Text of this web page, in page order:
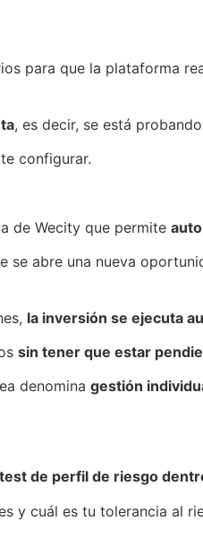
para que la plataforma
, es decir, se está
configurar.
de Wecity que permite
se abre una nueva
la inversión se ejecuta
sin tener que estar
denomina gestión
de perfil de riesgo
y cuál es tu tolerancia al